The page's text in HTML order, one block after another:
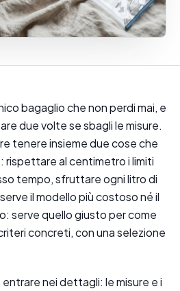
bagaglio che non perdi mai, e
due volte se sbagli le misure.
tenere insieme due cose che
rispettare al centimetro i limiti
tempo, sfruttare ogni litro di
il modello più costoso né il
serve quello giusto per come
concreti, con una selezione
nei dettagli: le misure e i